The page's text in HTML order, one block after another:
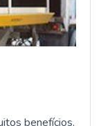
benefícios,